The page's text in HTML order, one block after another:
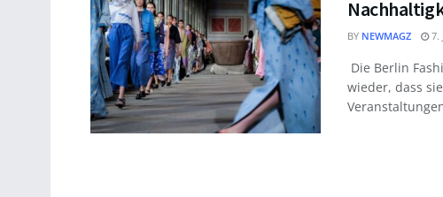
BY NEWMAGZ 7.
Die Berlin
wieder, dass